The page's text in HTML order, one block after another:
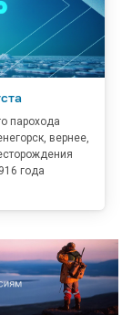
парохода
вернее,
года